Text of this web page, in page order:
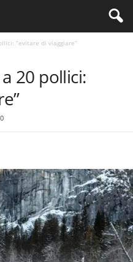
“evitare di viaggiare”
20 pollici: